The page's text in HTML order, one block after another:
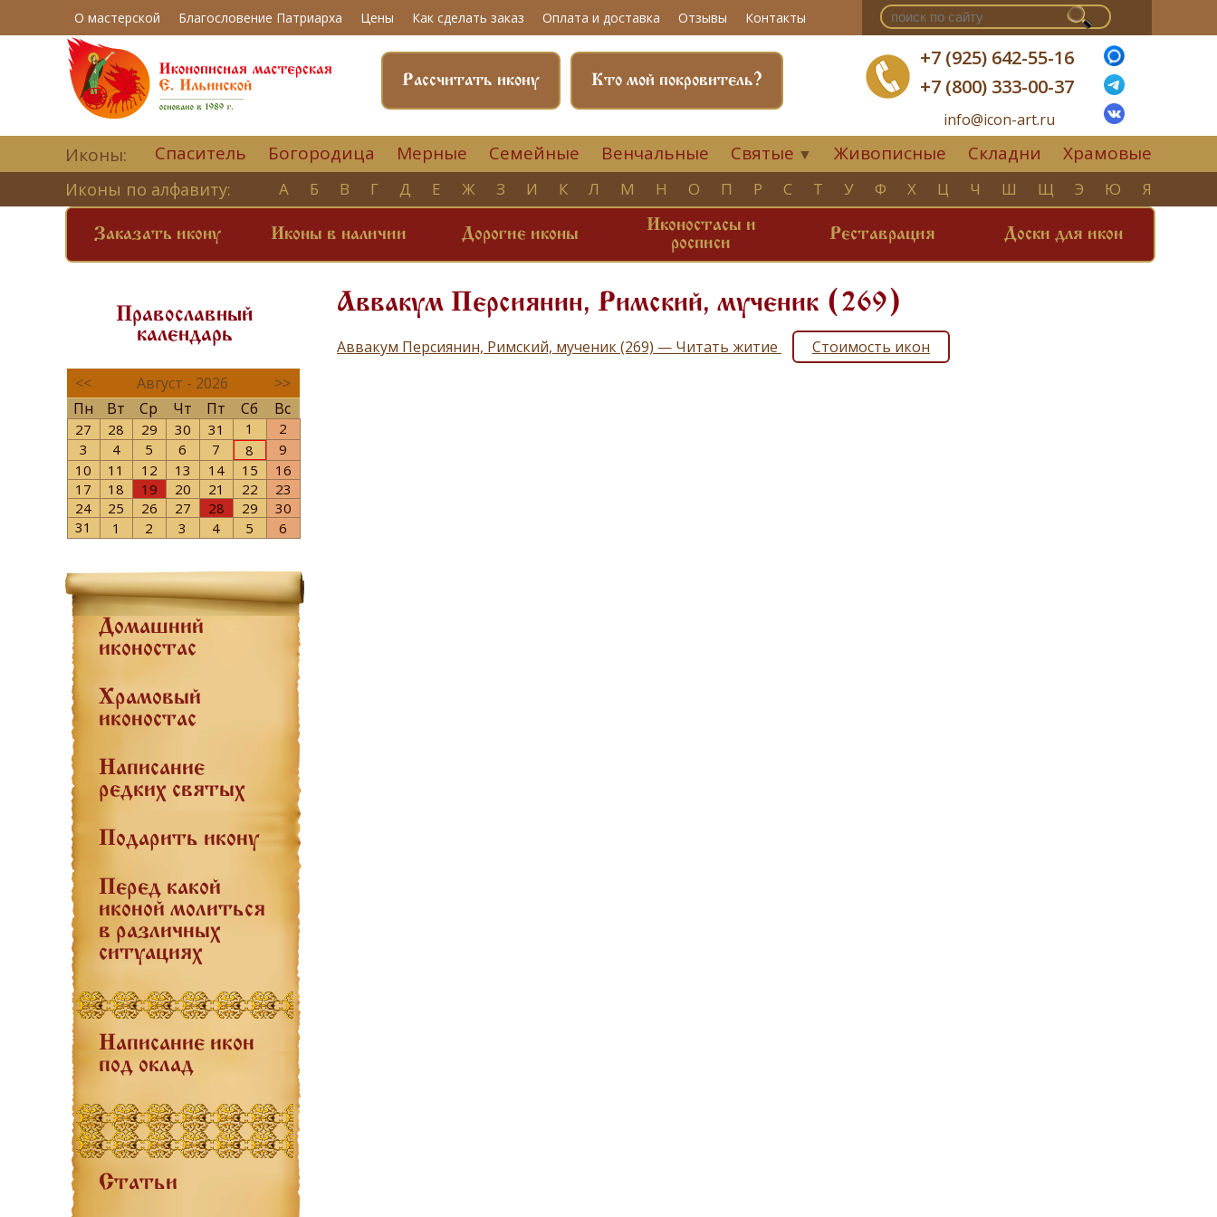
О мастерской Благословение Патриарха Цены Как сделать заказ Оплата и доставка Отзывы Контакты
+7 (925) 642-55-16
+7 (800) 333-00-37
info@icon-art.ru
Кто мой покровитель?
Рассчитать икону
Иконы: Спаситель Богородица Мерные Семейные Венчальные Святые ▼ Живописные Складни Храмовые
Иконы по алфавиту: А Б В Г Д Е Ж З И К Л М Н О П Р С Т У Ф Х Ц Ч Ш Щ Э Ю Я
Заказать икону Иконы в наличии Дорогие иконы
Иконостасы и
росписи
Реставрация Доски для икон
Православный
календарь
<< Август - 2026
>>
Пн
Вт Ср Чт Пт Сб Вс
27 28 29 30 31 1
2
3
4 5 6 7 8
9
10
11 12 13 14 15
16
17
18 19 20 21 22
23
24
25 26 27 28 29
30
31
1 2 3 4 5 6
Домашний
иконостас
Храмовый
иконостас
Написание
редких святых
Подарить икону
Перед какой
иконой молиться
в различных
ситуациях
Написание икон
под оклад
Статьи
Аввакум Персиянин, Римский, мученик (269)
Аввакум Персиянин, Римский, мученик (269) — Читать житие Стоимость икон